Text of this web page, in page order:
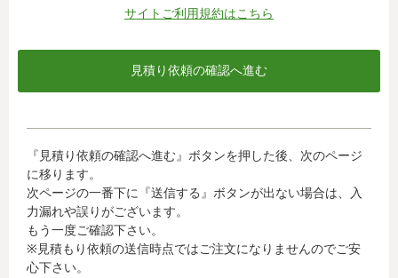
入力された個人情報は、お見積り依頼への対応のために利
d) 個人情報の第三者提供について
当社がお客様から収集した以下の個人情報等は、カード発
行会社が行う不正利用検知・防止のために、お客様が利用
されているカード発行会社へ提供させていただきます。(氏
名、電話番号、email アドレス、インターネット利用環境
に関する情報等)
お客様が利用されているカード発行会社が外国にある場
合、これらの情報は当該発行会社が所属する国に移転され
サイトご利用規約はこちら
『見積り依頼の確認へ進む』ボタンを押した後、次のページ
に移ります。
次ページの一番下に『送信する』ボタンが出ない場合は、入
力漏れや誤りがございます。
もう一度ご確認下さい。
※見積もり依頼の送信時点ではご注文になりませんのでご安
心下さい。